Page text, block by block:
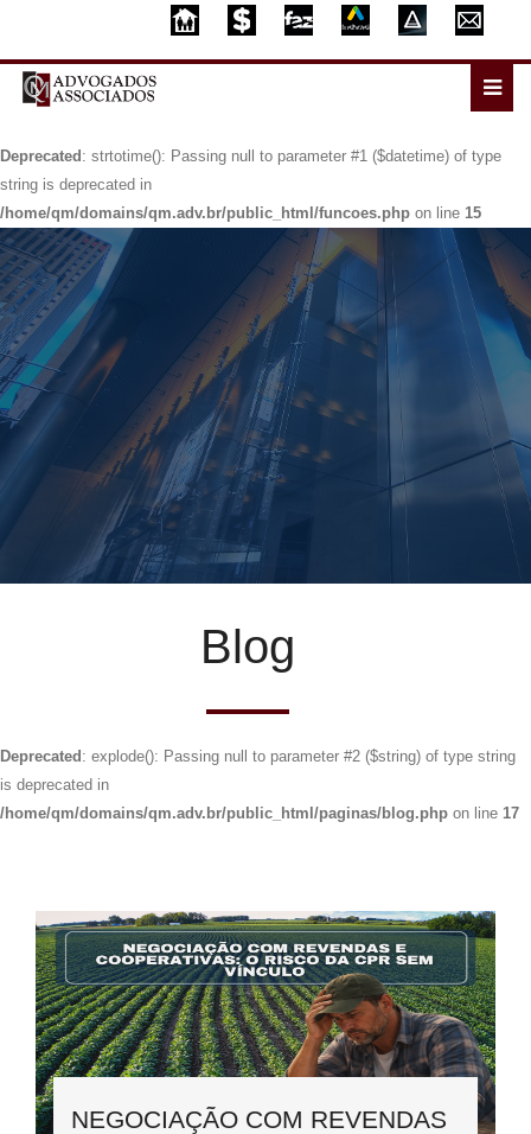
string is deprecated in
/home/qm/domains/qm.adv.br/public_html/funcoes.php
Deprecated : strtotime(): Passing null to parameter #1 ($datetime) of type
string is deprecated in
/home/qm/domains/qm.adv.br/public_html/funcoes.php on line 15
Blog
Deprecated : explode(): Passing null to parameter #2 ($string) of type string
is deprecated in
/home/qm/domains/qm.adv.br/public_html/paginas/blog.php on line 17
NEGOCIAÇÃO COM REVENDAS